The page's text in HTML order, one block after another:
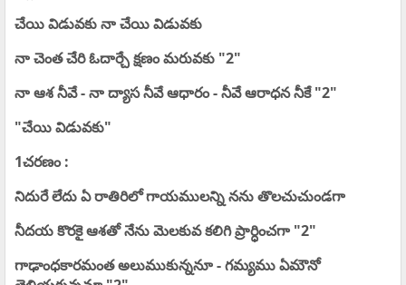
చేయి విడువకు నా చేయి విడువకు
నా చెంత చేరి ఓదార్చే క్షణం మరువకు "2"
నా ఆశ నీవే - నా ద్యాస నీవే ఆధారం - నీవే ఆరాధన నీకే "2"
"చేయి విడువకు"
1చరణం :
నిదురే లేదు ఏ రాతిరిలో గాయములన్ని నను తొలచుచుండగా
నీదయ కొరకై ఆశతో నేను మెలకువ కలిగి ప్రార్ధించగా "2"
గాఢాంధకారమంత అలుముకున్ననూ - గమ్యము ఏమౌనో